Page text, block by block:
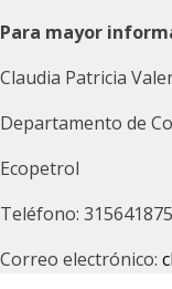
Para mayor
Claudia Patricia
Departamento de
Ecopetrol
Teléfono:
Correo electrónico: